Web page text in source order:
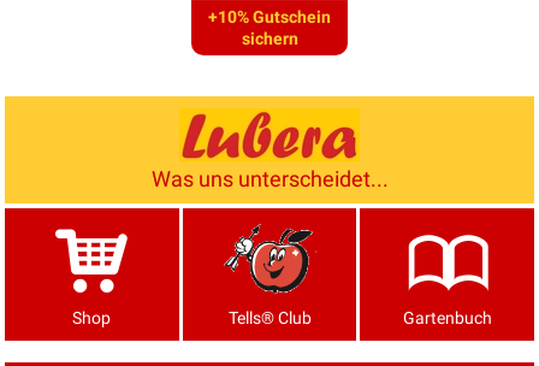
+10% Gutschein
sichern
Was uns unterscheidet...
Shop Tells® Club Gartenbuch